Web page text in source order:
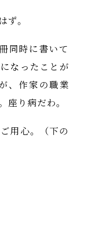
。
同時に書いて
なったことが
、作家の職業
り病だわ。
用心。（下の